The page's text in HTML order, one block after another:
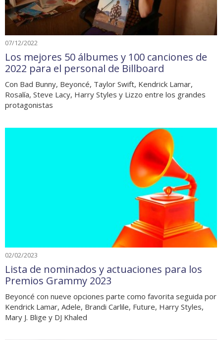
07/12/2022
Los mejores 50 álbumes y 100 canciones de
2022 para el personal de Billboard
Con Bad Bunny, Beyoncé, Taylor Swift, Kendrick Lamar,
Rosalía, Steve Lacy, Harry Styles y Lizzo entre los grandes
protagonistas
02/02/2023
Lista de nominados y actuaciones para los
Premios Grammy 2023
Beyoncé con nueve opciones parte como favorita seguida por
Kendrick Lamar, Adele, Brandi Carlile, Future, Harry Styles,
Mary J. Blige y DJ Khaled